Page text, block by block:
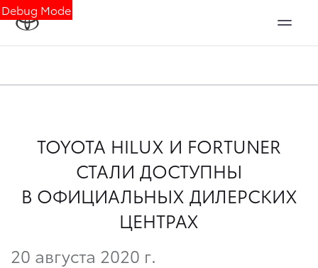
Debug Mode
TOYOTA HILUX И FORTUNER
СТАЛИ ДОСТУПНЫ
В ОФИЦИАЛЬНЫХ ДИЛЕРСКИХ
ЦЕНТРАХ
20 августа 2020 г.